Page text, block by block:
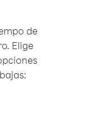
de
Elige